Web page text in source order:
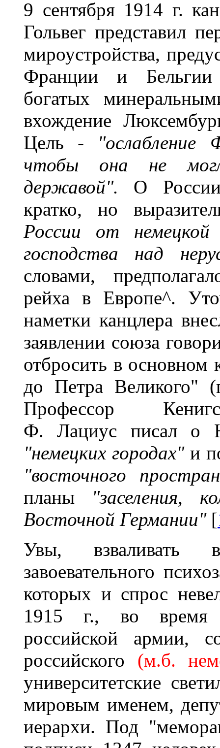
9 сентября 1914 г.
Гольвег представил
мироустройства,
Франции и Бельгии
богатых
вхождение
Цель -
чтобы она не
державой". О России
кратко, но
России от
господства над
словами,
рейха в Европе^.
наметки канцлера
заявлении союза
отбросить в основном
до Петра Великого"
Профессор
Ф. Лациус писал о
"немецких городах"и
"восточного
планы
"заселения,
Восточной Германии"[
Увы,
завоевательного
которых и спрос
1915 г., во время
российской армии,
российского (м.б.
университетские
мировым именем,
иерархи. Под